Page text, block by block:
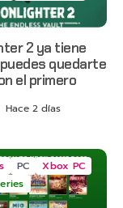
2 ya tiene
quedarte
el primero
Hace 2 días
PC
Xbox PC